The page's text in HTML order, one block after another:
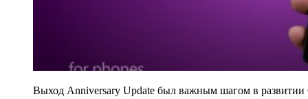
Выход Anniversary Update был важным шагом в